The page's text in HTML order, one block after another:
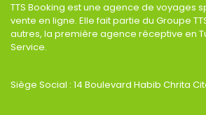
TTS Booking est une agence de voyages
vente en ligne. Elle fait partie du Groupe
autres, la première agence réceptive en
Service.
Siège Social : 14 Boulevard Habib Chrita